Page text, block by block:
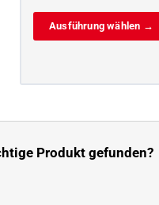
Ausführung wählen →
Produkt gefunden?